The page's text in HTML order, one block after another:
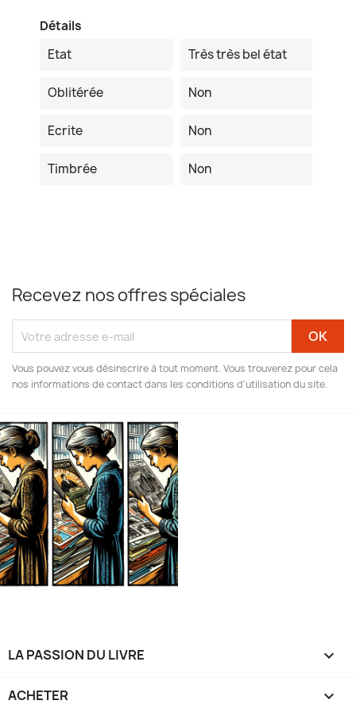
Détails
Etat
Très très bel état
Oblitérée Non
Ecrite Non
Timbrée Non
Recevez nos offres spéciales
Vous pouvez vous désinscrire à tout moment. Vous trouverez pour cela
nos informations de contact dans les conditions d'utilisation du site.
LA PASSION DU LIVRE 
ACHETER 